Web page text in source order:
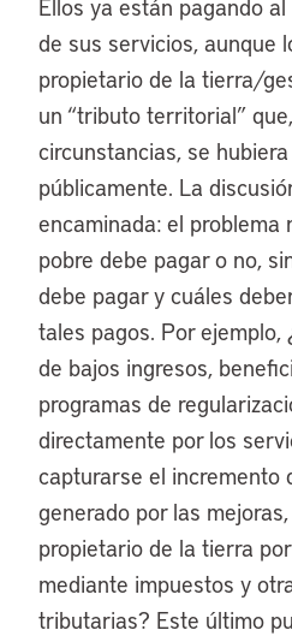
Ellos ya están pagando
de sus servicios, aunque
propietario de la tierra/
un “tributo territorial”
circunstancias, se
públicamente. La
encaminada: el problema
pobre debe pagar o no,
debe pagar y cuáles
tales pagos. Por ejemplo,
de bajos ingresos,
programas de
directamente por los
capturarse el incremento
generado por las
propietario de la tierra
mediante impuestos y
tributarias? Este último